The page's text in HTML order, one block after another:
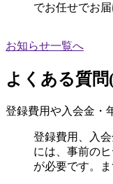
でお任せでお届
お知らせ一覧へ
よくある質問
登録費用や入会金・
登録費用、入
には、事前の
が必要です。